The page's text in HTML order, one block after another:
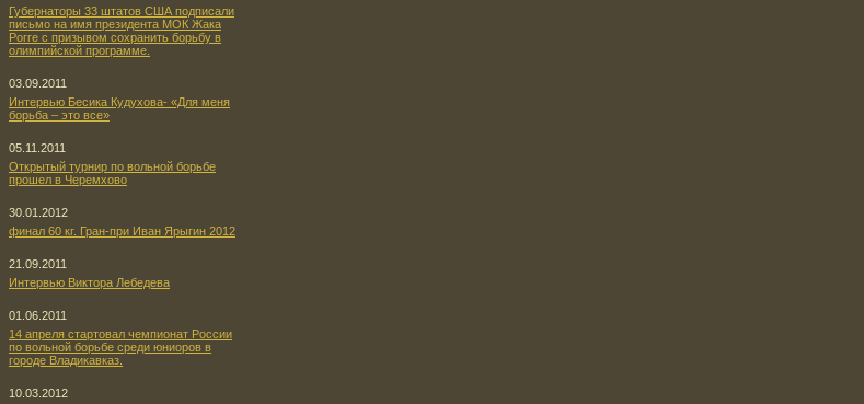
Губернаторы 33 штатов США подписали
письмо на имя президента МОК Жака
Рогге с призывом сохранить борьбу в
олимпийской программе.
03.09.2011
Интервью Бесика Кудухова- «Для меня
борьба – это все»
05.11.2011
Открытый турнир по вольной борьбе
прошел в Черемхово
30.01.2012
финал 60 кг. Гран-при Иван Ярыгин 2012
21.09.2011
Интервью Виктора Лебедева
01.06.2011
14 апреля стартовал чемпионат России
по вольной борьбе среди юниоров в
городе Владикавказ.
10.03.2012